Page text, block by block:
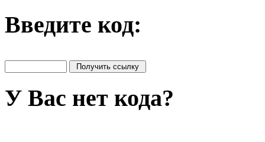
Введите код:
У Вас нет кода?